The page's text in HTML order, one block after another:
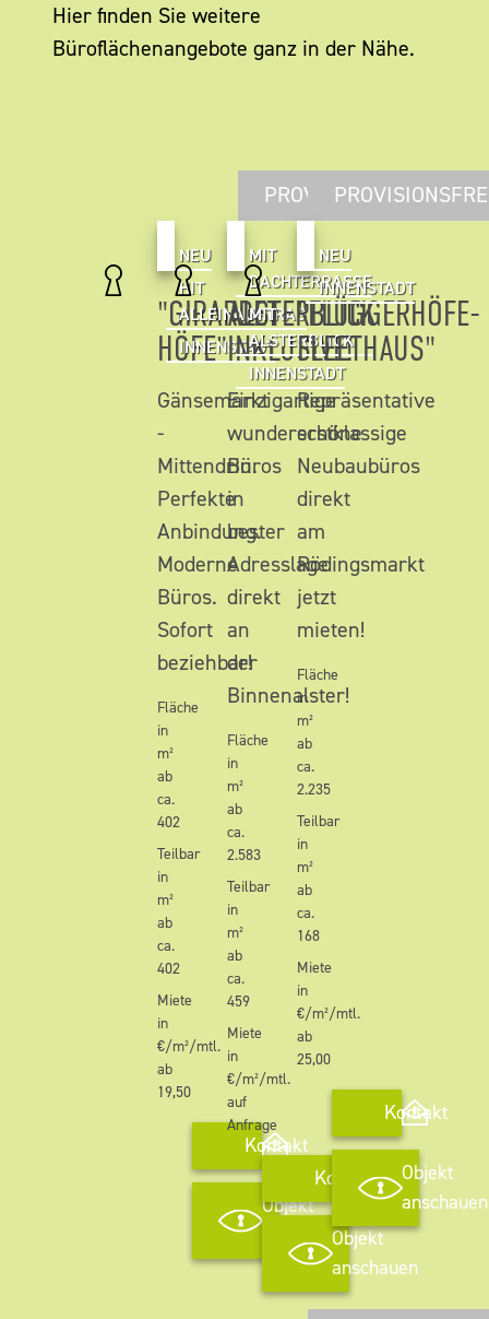
Hier finden Sie weitere
Büroflächenangebote ganz in der Nähe.
NEU
HIT
ALLEINAUFTRAG
INNENSTADT
"GIRARDET
HÖFE"
Gänsemarkt
-
Mittendrin.
Perfekte
Anbindung.
Moderne
Büros.
Sofort
beziehbar!
Fläche
in
m²
ab
ca.
402
Teilbar
in
m²
ab
ca.
402
Miete
in
€/m²/mtl.
ab
19,50
Kontakt
Objekt
anschauen
PROVISIONSFREI
MIT
DACHTERRASSE
MIT
ALSTERBLICK
INNENSTADT
ALSTERBLICK
INKLUSIVE!
Einzigartige
wunderschöne
Büros
in
bester
Adresslage
direkt
an
der
Binnenalster!
Fläche
in
m²
ab
ca.
2.583
Teilbar
in
m²
ab
ca.
459
Miete
in
€/m²/mtl.
auf
Anfrage
Kontakt
Objekt
anschauen
NEU
INNENSTADT
"FLÜGGERHÖFE-
FLEETHAUS"
Repräsentative
erstklassige
Neubaubüros
direkt
am
Rödingsmarkt
jetzt
mieten!
Fläche
in
m²
ab
ca.
2.235
Teilbar
in
m²
ab
ca.
168
Miete
in
€/m²/mtl.
ab
25,00
Kontakt
Objekt
anschauen